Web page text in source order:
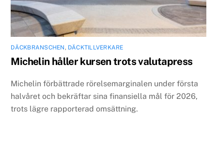
DÄCKBRANSCHEN, DÄCKTILLVERKARE
Michelin håller kursen trots valutapress
Michelin förbättrade rörelsemarginalen under första
halvåret och bekräftar sina finansiella mål för 2026,
trots lägre rapporterad omsättning.